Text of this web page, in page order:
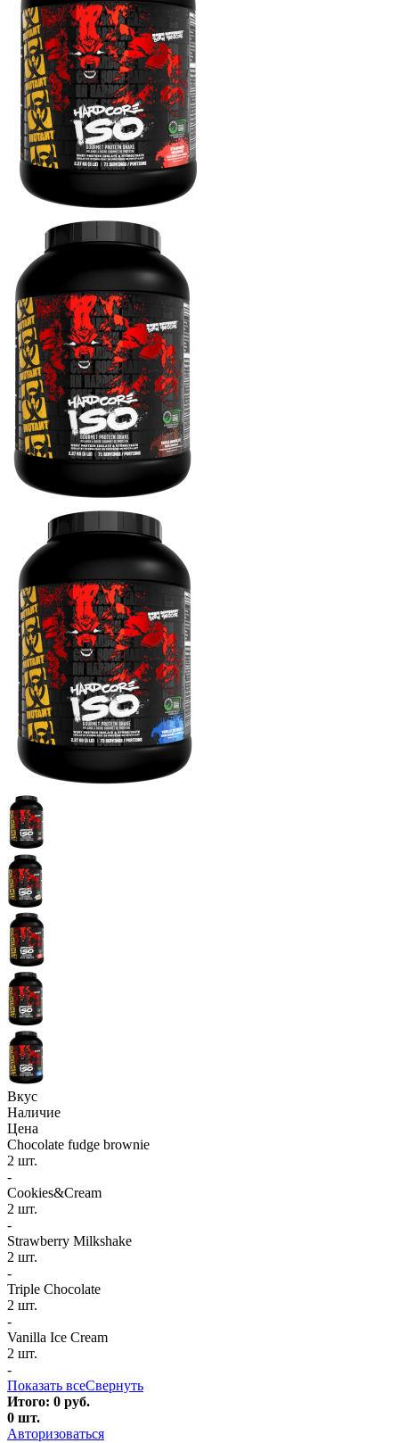
Вкус
Наличие
Цена
Chocolate fudge brownie
2 шт.
-
Cookies&Cream
2 шт.
-
Strawberry Milkshake
2 шт.
-
Triple Chocolate
2 шт.
-
Vanilla Ice Cream
2 шт.
-
Показать всеСвернуть
Итого: 0 руб.
0 шт.
Авторизоваться